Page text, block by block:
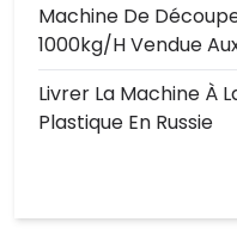
Machine De
1000kg/h Vendue
Livrer La Machine À
Plastique En Russie